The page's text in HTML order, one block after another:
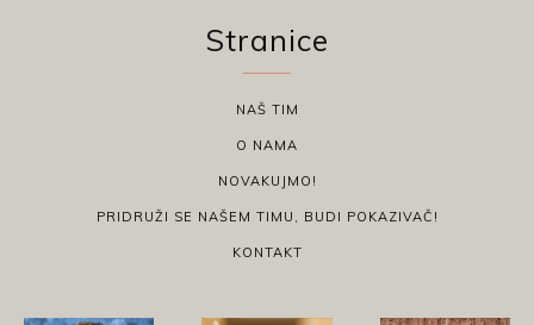
Stranice
NAŠ TIM
O NAMA
NOVAKUJMO!
PRIDRUŽI SE NAŠEM TIMU, BUDI POKAZIVAČ!
KONTAKT